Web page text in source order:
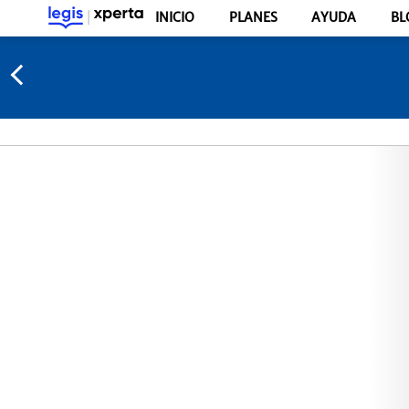
INICIO PLANES AYUDA